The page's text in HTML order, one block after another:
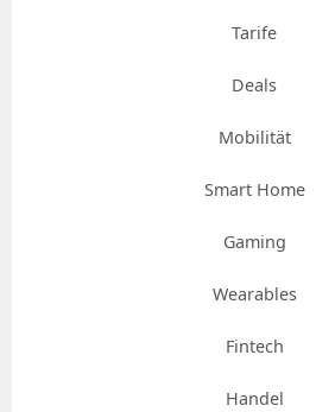
Tarife
Deals
Mobilität
Smart Home
Gaming
Wearables
Fintech
Handel